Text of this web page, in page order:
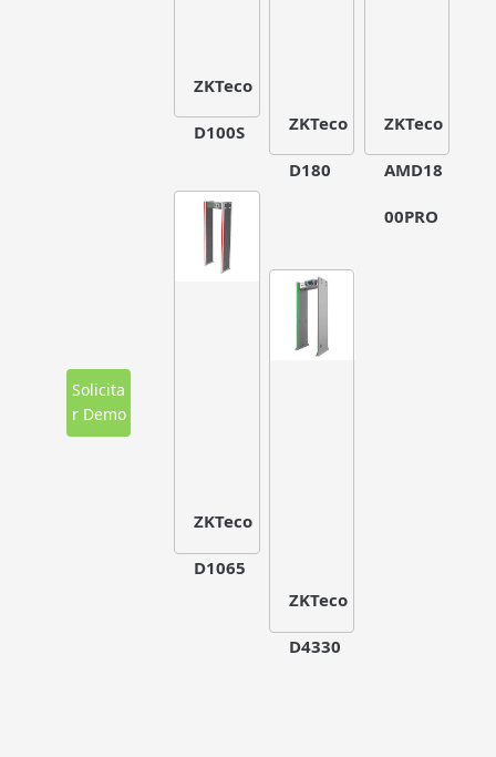
Solicita
r Demo
ZKTeco
D100S
ZKTeco
D1065
ZKTeco
AMD18
00PRO
ZKTeco
D180
ZKTeco
D4330